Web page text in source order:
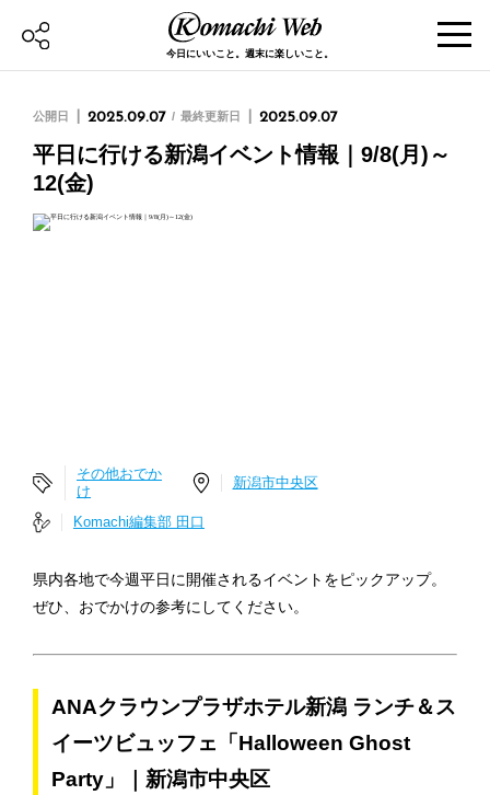
今日にいいこと。週末に楽しいこと。
公開日 2025.09.07 最終更新日 2025.09.07
平日に行ける新潟イベント情報｜9/8(月)～
12(金)
その他おでか
け
新潟市中央区
Komachi編集部 田口
県内各地で今週平日に開催されるイベントをピックアップ。
ぜひ、おでかけの参考にしてください。
ANAクラウンプラザホテル新潟 ランチ＆ス
イーツビュッフェ「Halloween Ghost
Party」｜新潟市中央区